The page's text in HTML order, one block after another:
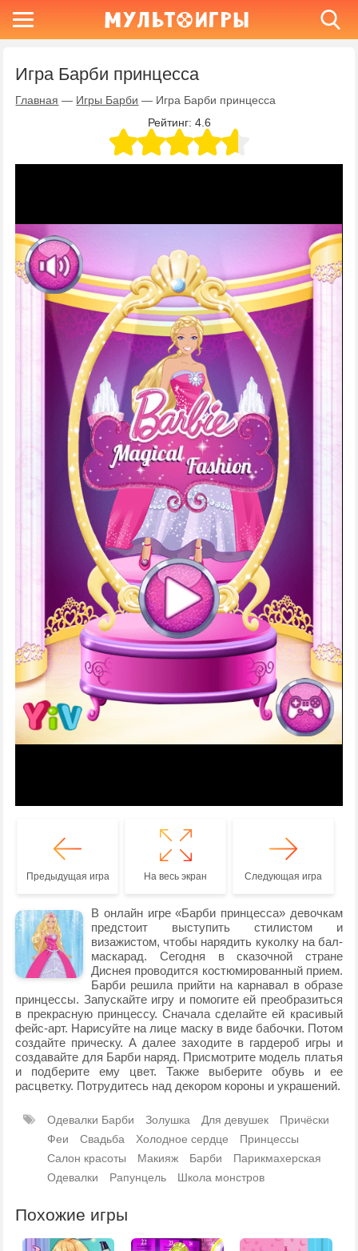
Игра Барби принцесса
Главная — Игры Барби — Игра Барби принцесса
Рейтинг: 4.6
Предыдущая игра На весь экран Следующая игра
В онлайн игре «Барби принцесса» девочкам
предстоит выступить стилистом и
визажистом, чтобы нарядить куколку на бал-
маскарад. Сегодня в сказочной стране
Диснея проводится костюмированный прием.
Барби решила прийти на карнавал в образе
принцессы. Запускайте игру и помогите ей преобразиться
в прекрасную принцессу. Сначала сделайте ей красивый
фейс-арт. Нарисуйте на лице маску в виде бабочки. Потом
создайте прическу. А далее заходите в гардероб игры и
создавайте для Барби наряд. Присмотрите модель платья
и подберите ему цвет. Также выберите обувь и ее
расцветку. Потрудитесь над декором короны и украшений.
Одевалки Барби Золушка Для девушек
Причёски
Феи
Свадьба Холодное сердце
Принцессы
Салон красоты
Макияж Барби
Парикмахерская
Одевалки
Рапунцель Школа монстров
Похожие игры